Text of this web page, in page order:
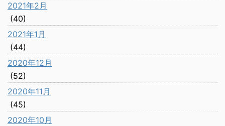
2021年2月
(40)
2021年1月
(44)
2020年12月
(52)
2020年11月
(45)
2020年10月